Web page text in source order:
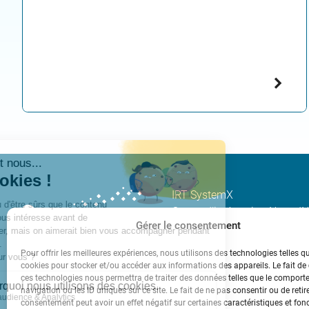
Gérer le consentement
Pour offrir les meilleures expériences, nous utilisons des technologies telles
cookies pour stocker et/ou accéder aux informations des appareils. Le fait de
ces technologies nous permettra de traiter des données telles que le
navigation ou les ID uniques sur ce site. Le fait de ne pas consentir ou de
consentement peut avoir un effet négatif sur certaines caractéristiques et
IRT SystemX
Centre d’intégration Nano-
2, Boulevard Thomas Gobert
Tél. +33(0)1 69 08 06 17
contact[at]irt-systemx.fr